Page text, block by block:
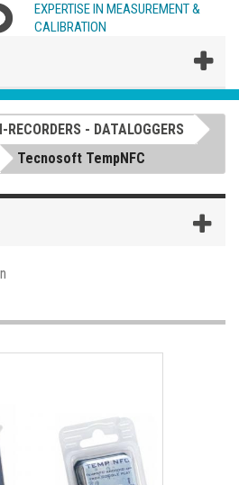
EXPERTISE IN MEASUREMENT &
CALIBRATION
RECORDERS - DATALOGGERS
Tecnosoft TempNFC